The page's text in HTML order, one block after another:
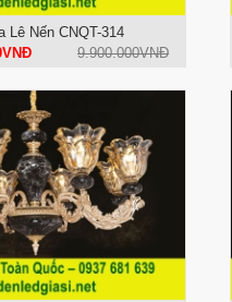
Lê Nến CNQT-314
9.900.000VNĐ